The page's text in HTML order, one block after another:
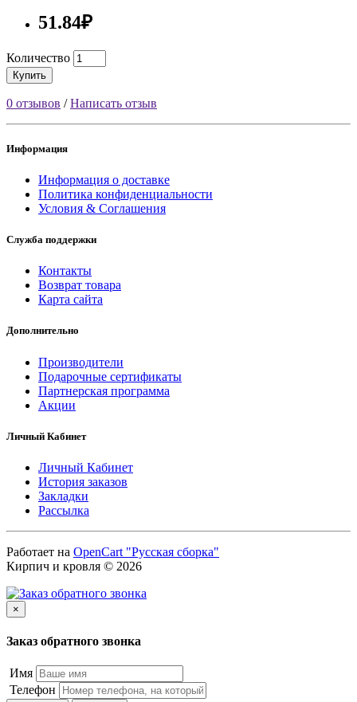
51.84₽
Количество
Купить
0 отзывов /Написать отзыв
Информация
Информация о доставке
Политика конфиденциальности
Условия & Соглашения
Служба поддержки
Контакты
Возврат товара
Карта сайта
Дополнительно
Производители
Подарочные сертификаты
Партнерская программа
Акции
Личный Кабинет
Личный Кабинет
История заказов
Закладки
Рассылка
Работает на OpenCart "Русская сборка"
Кирпич и кровля © 2026
×
Заказ обратного звонка
Имя
Телефон